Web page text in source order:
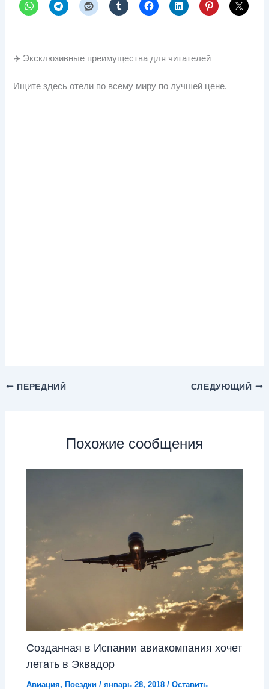
✈️ Эксклюзивные преимущества для читателей
Ищите здесь отели по всему миру по лучшей цене.
ПЕРЕДНИЙ СЛЕДУЮЩИЙ
Похожие сообщения
Созданная в Испании авиакомпания хочет
летать в Эквадор
Авиация, Поездки /январь 28, 2018/Оставить